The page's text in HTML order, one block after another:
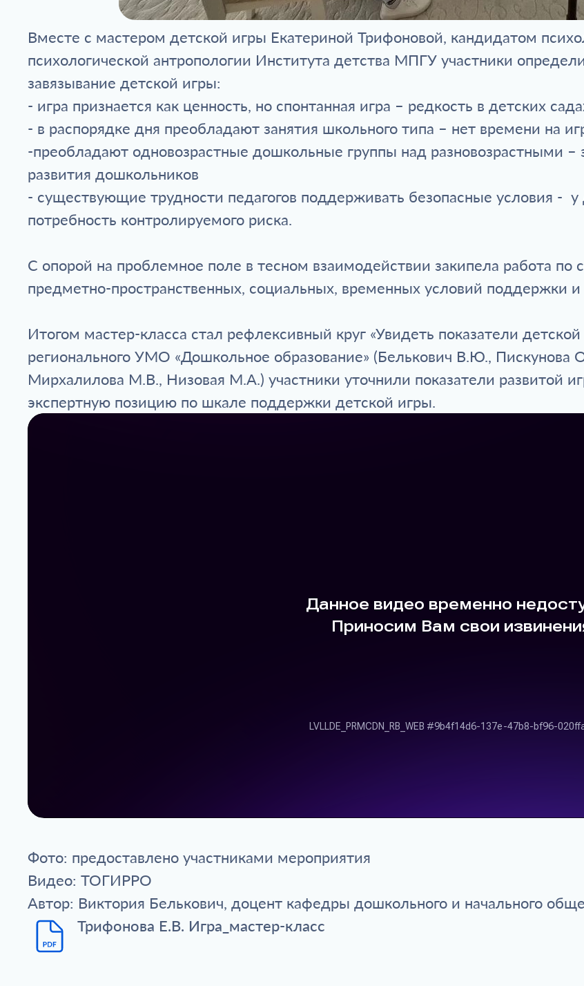
Вместе с мастером детской игры Екатериной Трифоновой, кандидатом
психологической антропологии Института детства МПГУ участники
завязывание детской игры:
- игра признается как ценность, но спонтанная игра – редкость в детских
- в распорядке дня преобладают занятия школьного типа – нет времени на
-преобладают одновозрастные дошкольные группы над разновозрастными –
развития дошкольников
- существующие трудности педагогов поддерживать безопасные условия -
потребность контролируемого риска.
С опорой на проблемное поле в тесном взаимодействии закипела работа по
предметно-пространственных, социальных, временных условий поддержки
Итогом мастер-класса стал рефлексивный круг «Увидеть показатели
регионального УМО «Дошкольное образование» (Белькович В.Ю.,
Мирхалилова М.В., Низовая М.А.) участники уточнили показатели развитой
экспертную позицию по шкале поддержки детской игры.
Фото: предоставлено участниками мероприятия
Видео: ТОГИРРО
Автор: Виктория Белькович, доцент кафедры дошкольного и начального
Трифонова Е.В. Игра_мастер-класс